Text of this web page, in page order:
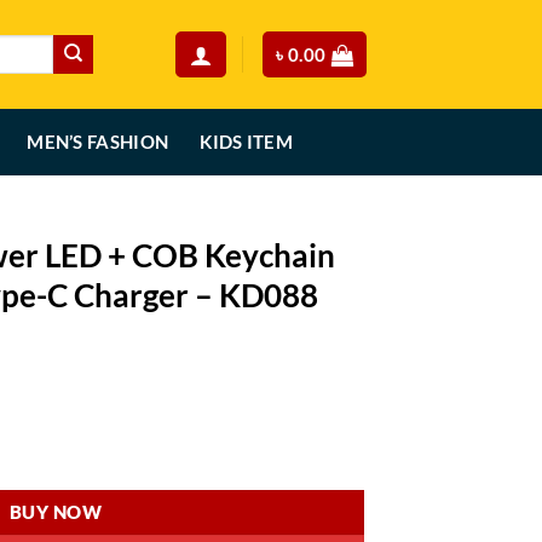
৳ 0.00
MEN’S FASHION KIDS ITEM
LED + COB Keychain
C Charger – KD088
Flashlight With Type-C Charger - KD088 quantity
BUY NOW